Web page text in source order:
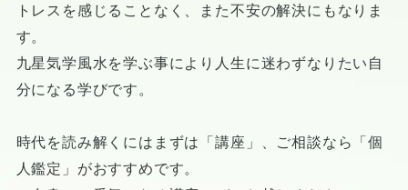
トレスを感じることなく、また不安の解決にもなりま
す。
九星気学風水を学ぶ事により人生に迷わずなりたい自
分になる学びです。
時代を読み解くにはまずは「講座」、ご相談なら「個
人鑑定」がおすすめです。